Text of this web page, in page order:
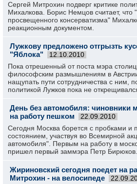
Сергей Митрохин подверг критике
Михалкова. Борис Немцов считает,
просвещенного консерватизма"
реакционным документом.
Лужкову предложено отгрызть
"Яблока"
12.10.2010
Пока отрешенный от поста мэра
философским размышлениям в
нащупать пути сотрудничества с ним,
политикой Лужков пока не
День без автомобиля: чиновники
на работу пешком
22.09.2010
Сегодня Москва борется с пробками и
состоянием, участвуя во Всемирной
автомобиля". Первым на работу в
пришел первый заммэра Петр Бирюков.
Жириновский сегодня поедет на
Митрохин - на велосипеде